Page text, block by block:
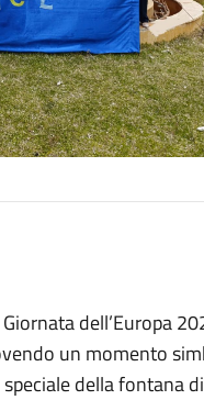
dell’Europa
un momento
della fontana